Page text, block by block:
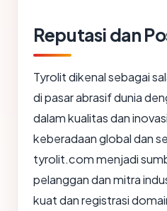
Reputasi dan
Tyrolit dikenal sebagai
di pasar abrasif dunia
dalam kualitas dan
keberadaan global dan
tyrolit.com menjadi
pelanggan dan mitra
kuat dan registrasi